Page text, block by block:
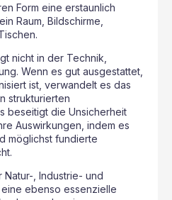
Form eine erstaunlich
Raum, Bildschirme,
nicht in der Technik,
Wenn es gut ausgestattet,
ist, verwandelt es das
strukturierten
beseitigt die Unsicherheit
Auswirkungen, indem es
möglichst fundierte
, Industrie- und
ebenso essenzielle